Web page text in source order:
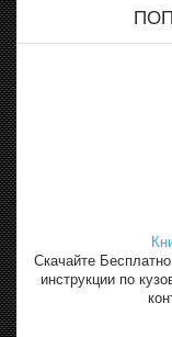
Скачайте
инструкции по